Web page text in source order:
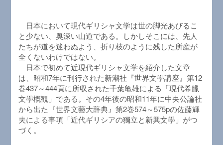
日本において現代ギリシャ文学は世の脚光あびるこ
と少ない、奥深い山道である。しかしそこには、先人
たちが道を迷わぬよう、折り枝のように残した所産が
全くないわけではない。
日本で初めて近現代ギリシャ文学を紹介した文章
は、昭和7年に刊行された新潮社『世界文學講座』第12
巻437～444頁に所収された千葉亀雄による「現代希臘
文學概観」である。その4年後の昭和11年に中央公論社
から出た『世界文藝大辞典』第2巻574～575pの佐藤輝
夫による事項「近代ギリシアの獨立と新興文學」がつ
づく。